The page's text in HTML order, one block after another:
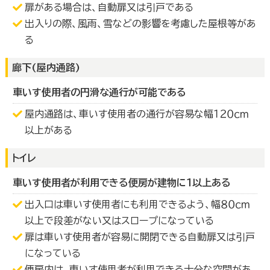
扉がある場合は、自動扉又は引戸である
出入りの際、風雨、雪などの影響を考慮した屋根等があ
る
廊下(屋内通路)
車いす使用者の円滑な通行が可能である
屋内通路は、車いす使用者の通行が容易な幅１２０ｃｍ
以上がある
トイレ
車いす使用者が利用できる便房が建物に１以上ある
出入口は車いす使用者にも利用できるよう、幅８０ｃｍ
以上で段差がない又はスロープになっている
扉は車いす使用者が容易に開閉できる自動扉又は引戸
になっている